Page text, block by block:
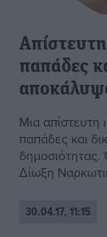
Απίστευτη
παπάδες
Μια απίστευτη
παπάδες και
δημοσιότητας.
Δίωξη
30.04.17, 11:15